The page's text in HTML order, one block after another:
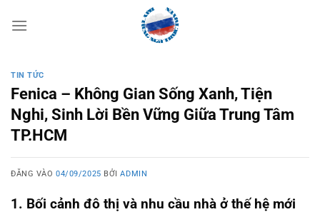
qua
TIN TỨC
Fenica – Không Gian Sống Xanh, Tiện
Nghi, Sinh Lời Bền Vững Giữa Trung Tâm
TP.HCM
ĐĂNG VÀO04/09/2025 BỞIADMIN
1. Bối cảnh đô thị và nhu cầu nhà ở thế hệ mới